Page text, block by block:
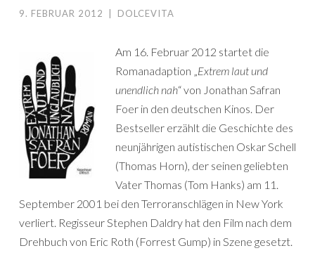
9. FEBRUAR 2012 DOLCEVITA
Am 16. Februar 2012 startet die
Romanadaption „Extrem laut und
unendlich nah“ von Jonathan Safran
Foer in den deutschen Kinos. Der
Bestseller erzählt die Geschichte des
neunjährigen autistischen Oskar Schell
(Thomas Horn), der seinen geliebten
Vater Thomas (Tom Hanks) am 11.
September 2001 bei den Terroranschlägen in New York
verliert. Regisseur Stephen Daldry hat den Film nach dem
Drehbuch von Eric Roth (Forrest Gump) in Szene gesetzt.